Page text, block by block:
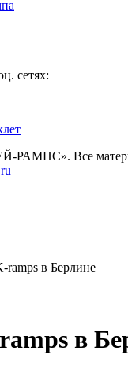
сетях:
Все
ramps в Берлине
в